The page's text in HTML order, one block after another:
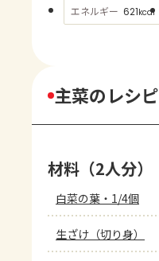
エネルギー 621kcal
主菜のレシピ
材料（2人分）
白菜の葉・1/4個
生ざけ（切り身）